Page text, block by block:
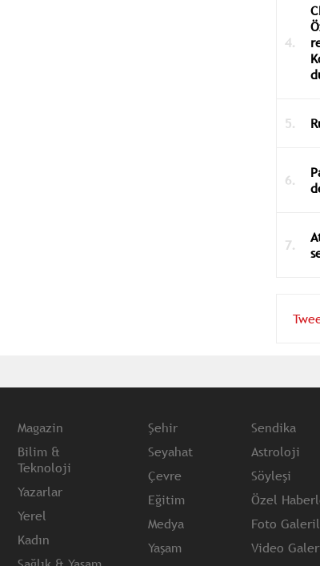
Magazin
Bilim &
Teknoloji
Yazarlar
Yerel
Kadın
Şehir
Seyahat
Çevre
Eğitim
Medya
Yaşam
Sendika
Astroloji
Söyleşi
Özel
Foto
Video